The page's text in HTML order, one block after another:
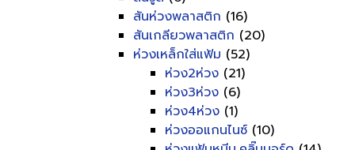
สันห่วงพลาสติก (16)
สันเกลียวพลาสติก (20)
ห่วงเหล็กใส่แฟ้ม (52)
ห่วง2ห่วง (21)
ห่วง3ห่วง (6)
ห่วง4ห่วง (1)
ห่วงออแกนไนซ์ (10)